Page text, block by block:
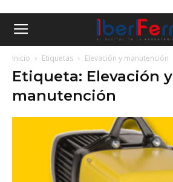
Inicio Etiquetas Elevación y manutención
Etiqueta: Elevación y
manutención